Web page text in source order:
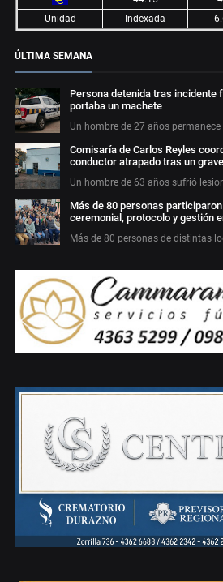
Unidad
Indexada
ÚLTIMA SEMANA
Persona detenida tras incidente
portaba un machete
Un hombre de 27 años
Comisaría de Carlos Reyles
conductor atrapado tras un
Un hombre de 63 años sufrió
Más de 80 personas
ceremonial, protocolo y gestión
Más de 80 personas de distintas